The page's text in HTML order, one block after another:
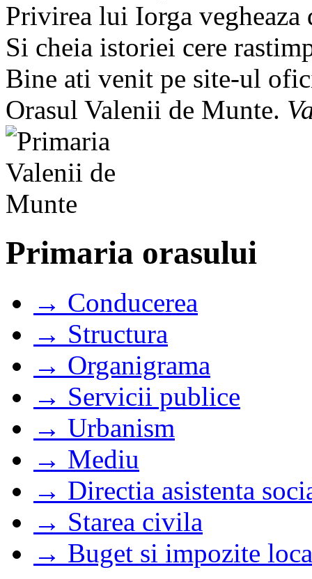
Privirea lui Iorga
Si cheia istoriei cere
Bine ati venit pe site-ul
Orasul Valenii de Munte.
Primaria orasului
→ Conducerea
→ Structura
→ Organigrama
→ Servicii publice
→ Urbanism
→ Mediu
→ Directia asistenta
→ Starea civila
→ Buget si impozite